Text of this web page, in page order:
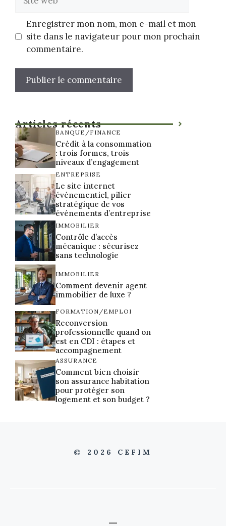
web
Enregistrer mon nom, mon e-mail et mon
site dans le navigateur pour mon prochain
commentaire.
Articles récents
BANQUE/FINANCE
Crédit à la consommation
: trois formes, trois
niveaux d’engagement
ENTREPRISE
Le site internet
événementiel, pilier
stratégique de vos
événements d’entreprise
IMMOBILIER
Contrôle d’accès
mécanique : sécurisez
sans technologie
IMMOBILIER
Comment devenir agent
immobilier de luxe ?
FORMATION/EMPLOI
Reconversion
professionnelle quand on
est en CDI : étapes et
accompagnement
ASSURANCE
Comment bien choisir
son assurance habitation
pour protéger son
logement et son budget ?
© 2026 CEFIM